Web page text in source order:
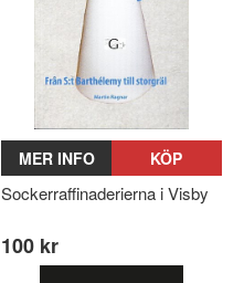
MER INFO KÖP
Sockerraffinaderierna i Visby
100 kr